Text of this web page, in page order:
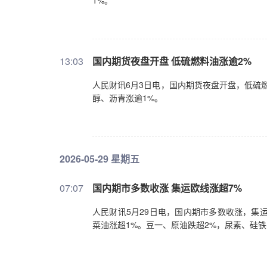
13:03 国内期货夜盘开盘 低硫燃料油涨逾2%
人民财讯6月3日电，国内期货夜盘开盘，低
醇、沥青涨逾1%。
2026-05-29 星期五
07:07 国内期市多数收涨 集运欧线涨超7%
人民财讯5月29日电，国内期市多数收涨，集
菜油涨超1%。豆一、原油跌超2%，尿素、硅